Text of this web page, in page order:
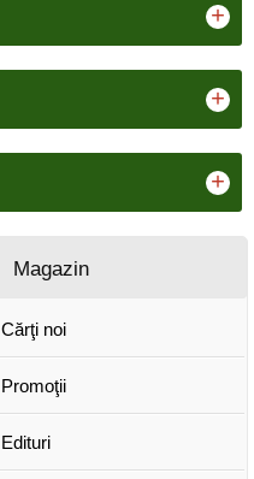
+
+
+
Magazin
Cărţi noi
Promoţii
Edituri